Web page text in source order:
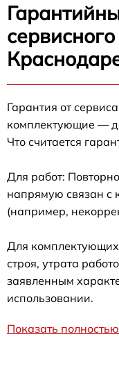
Гарантия от
комплектующие —
Что считается
Для работ:
напрямую связан с
(например,
Для
строя, утрата
заявленным
использовании.
Показать полностью